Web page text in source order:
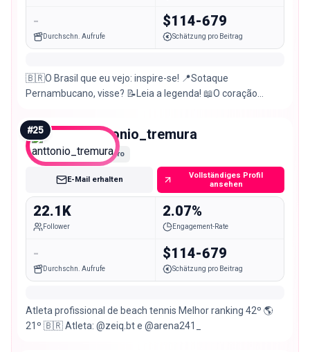
-
Durchschn. Aufrufe
$114-679
Schätzung pro Beitrag
🇧🇷O Brasil que eu vejo: inspire-se! 📍Sotaque
Pernambucano, visse? 📝Leia a legenda! 📖O coração
#25 anttonio_tremura
Micro
E-Mail erhalten
Vollständiges Profil
ansehen
22.1K
Follower
2.07%
Engagement-Rate
-
Durchschn. Aufrufe
$114-679
Schätzung pro Beitrag
Atleta profissional de beach tennis Melhor ranking 42º 🌎
21º 🇧🇷 Atleta: @zeiq.bt e @arena241_